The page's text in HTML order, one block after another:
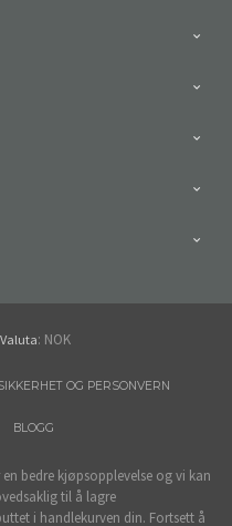
Valuta: NOK
OG PERSONVERN
BLOGG
bedre kjøpsopplevelse og vi kan
til å lagre
i handlekurven din. Fortsett å